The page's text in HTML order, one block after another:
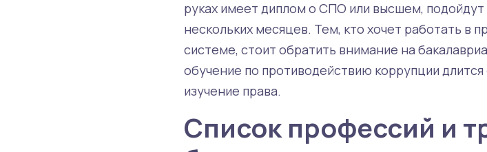
руках имеет диплом о СПО или высшем,
нескольких месяцев. Тем, кто хочет работать в
системе, стоит обратить внимание на
обучение по противодействию коррупции
изучение права.
Список профессий и